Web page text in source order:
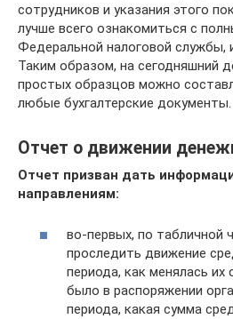
сотрудников и указания этого
лучше всего ознакомиться с
Федеральной налоговой службы,
Таким образом, на сегодняшний
простых образцов можно
любые бухгалтерские документы.
Отчет о движении
Отчет призван дать
направлениям:
во-первых, по табличной
проследить движение
периода, как менялась их
было в распоряжении
периода, какая сумма